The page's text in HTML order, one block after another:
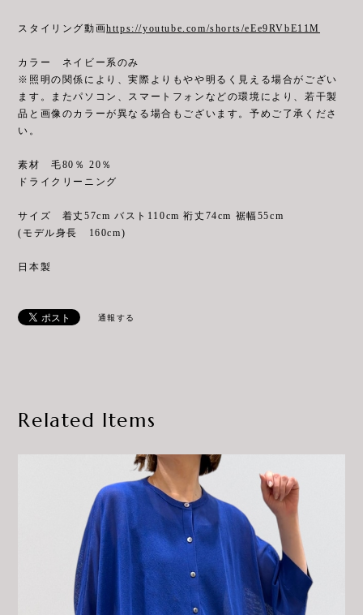
スタイリング動画https://youtube.com/shorts/eEe9RVbE11M
カラー ネイビー系のみ
※照明の関係により、実際よりもやや明るく見える場合がござい
ます。またパソコン、スマートフォンなどの環境により、若干製
品と画像のカラーが異なる場合もございます。予めご了承くださ
い。
素材 毛80％ 20％
ドライクリーニング
サイズ 着丈57cm バスト110cm 裄丈74cm 裾幅55cm
(モデル身長 160cm)
日本製
通報する
Related Items